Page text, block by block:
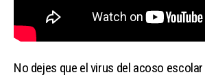
No dejes que el virus del acoso